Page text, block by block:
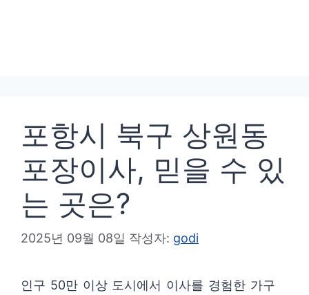
포항시 북구 상원동
포장이사, 믿을 수 있
는 곳은?
2025년 09월 08일 작성자: godi
인구 50만 이상 도시에서 이사를 경험한 가구